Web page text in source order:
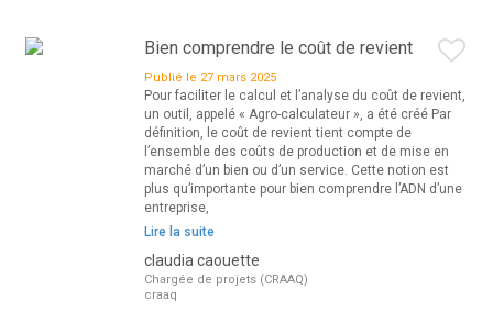
Bien comprendre le coût de revient
Publié le 27 mars 2025
Pour faciliter le calcul et l’analyse du coût de revient,
un outil, appelé « Agro-calculateur », a été créé Par
définition, le coût de revient tient compte de
l’ensemble des coûts de production et de mise en
marché d’un bien ou d’un service. Cette notion est
plus qu’importante pour bien comprendre l’ADN d’une
entreprise,
Lire la suite
claudia caouette
Chargée de projets (CRAAQ)
craaq